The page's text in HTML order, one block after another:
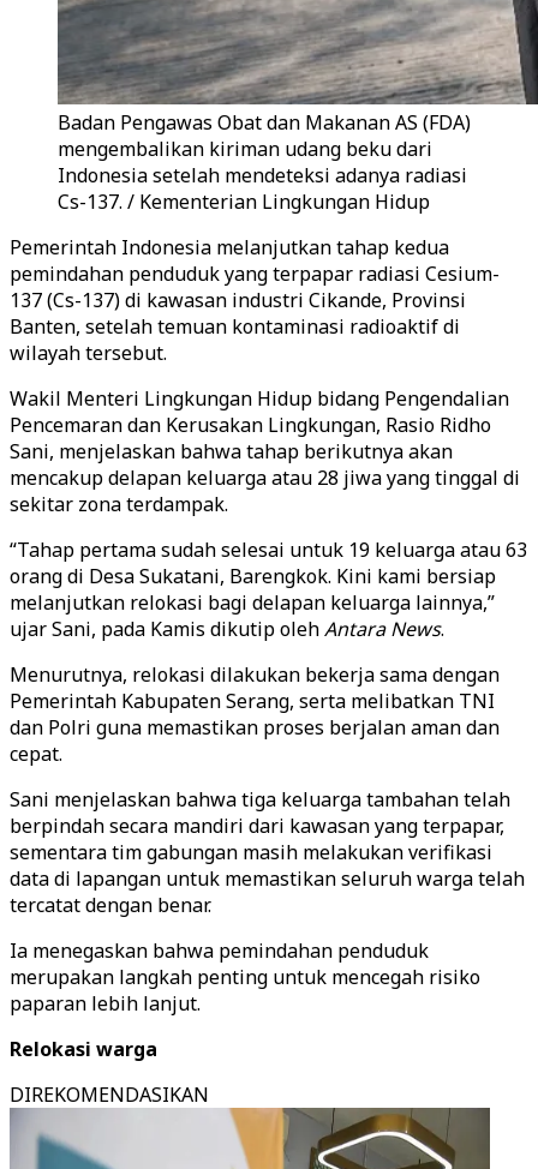
Badan Pengawas Obat dan Makanan AS (FDA)
mengembalikan kiriman udang beku dari
Indonesia setelah mendeteksi adanya radiasi
Cs-137. / Kementerian Lingkungan Hidup
Pemerintah Indonesia melanjutkan tahap kedua
pemindahan penduduk yang terpapar radiasi Cesium-
137 (Cs-137) di kawasan industri Cikande, Provinsi
Banten, setelah temuan kontaminasi radioaktif di
wilayah tersebut.
Wakil Menteri Lingkungan Hidup bidang Pengendalian
Pencemaran dan Kerusakan Lingkungan, Rasio Ridho
Sani, menjelaskan bahwa tahap berikutnya akan
mencakup delapan keluarga atau 28 jiwa yang tinggal di
sekitar zona terdampak.
“Tahap pertama sudah selesai untuk 19 keluarga atau 63
orang di Desa Sukatani, Barengkok. Kini kami bersiap
melanjutkan relokasi bagi delapan keluarga lainnya,”
ujar Sani, pada Kamis dikutip olehAntara News.
Menurutnya, relokasi dilakukan bekerja sama dengan
Pemerintah Kabupaten Serang, serta melibatkan TNI
dan Polri guna memastikan proses berjalan aman dan
cepat.
Sani menjelaskan bahwa tiga keluarga tambahan telah
berpindah secara mandiri dari kawasan yang terpapar,
sementara tim gabungan masih melakukan verifikasi
data di lapangan untuk memastikan seluruh warga telah
tercatat dengan benar.
Ia menegaskan bahwa pemindahan penduduk
merupakan langkah penting untuk mencegah risiko
paparan lebih lanjut.
Relokasi warga
DIREKOMENDASIKAN